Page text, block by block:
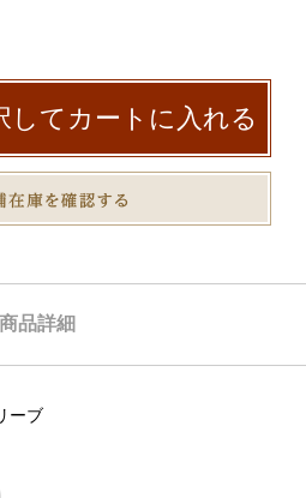
してカートに入れる
商品詳細
ーブ